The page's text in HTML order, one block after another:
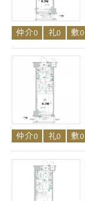
仲介0 礼0 敷0
仲介0 礼0 敷0